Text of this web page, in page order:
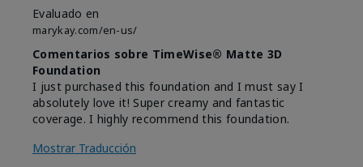
Evaluado en
marykay.com/en-us/
Comentarios sobre TimeWise® Matte 3D
Foundation
I just purchased this foundation and I must say I
absolutely love it! Super creamy and fantastic
coverage. I highly recommend this foundation.
Mostrar Traducción